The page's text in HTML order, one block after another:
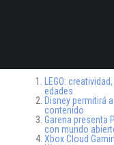
LEGO:
edades
Disney permitirá
contenido
Garena presenta
con mundo
Xbox Cloud